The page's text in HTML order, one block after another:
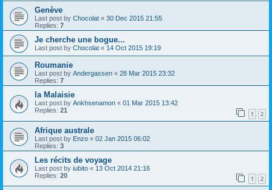
Genève
Last post by Chocolat « 30 Dec 2015 21:55
Replies: 7
Je cherche une bogue...
Last post by Chocolat « 14 Oct 2015 19:19
Roumanie
Last post by Andergassen « 28 Mar 2015 23:32
Replies: 7
la Malaisie
Last post by Ankhsenamon « 01 Mar 2015 13:42
Replies: 21 1 2
Afrique australe
Last post by Enzo « 02 Jan 2015 06:02
Replies: 3
Les récits de voyage
Last post by iubito « 13 Oct 2014 21:16
Replies: 20 1 2